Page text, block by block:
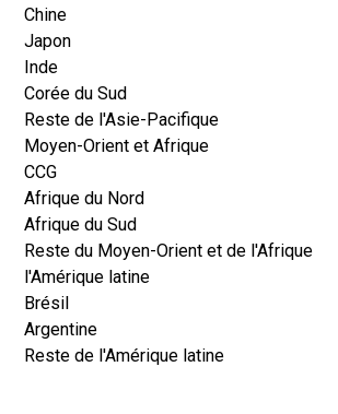
Chine
Japon
Inde
Corée du Sud
Reste de l'Asie-Pacifique
Moyen-Orient et Afrique
CCG
Afrique du Nord
Afrique du Sud
Reste du Moyen-Orient et de l'Afrique
l'Amérique latine
Brésil
Argentine
Reste de l'Amérique latine